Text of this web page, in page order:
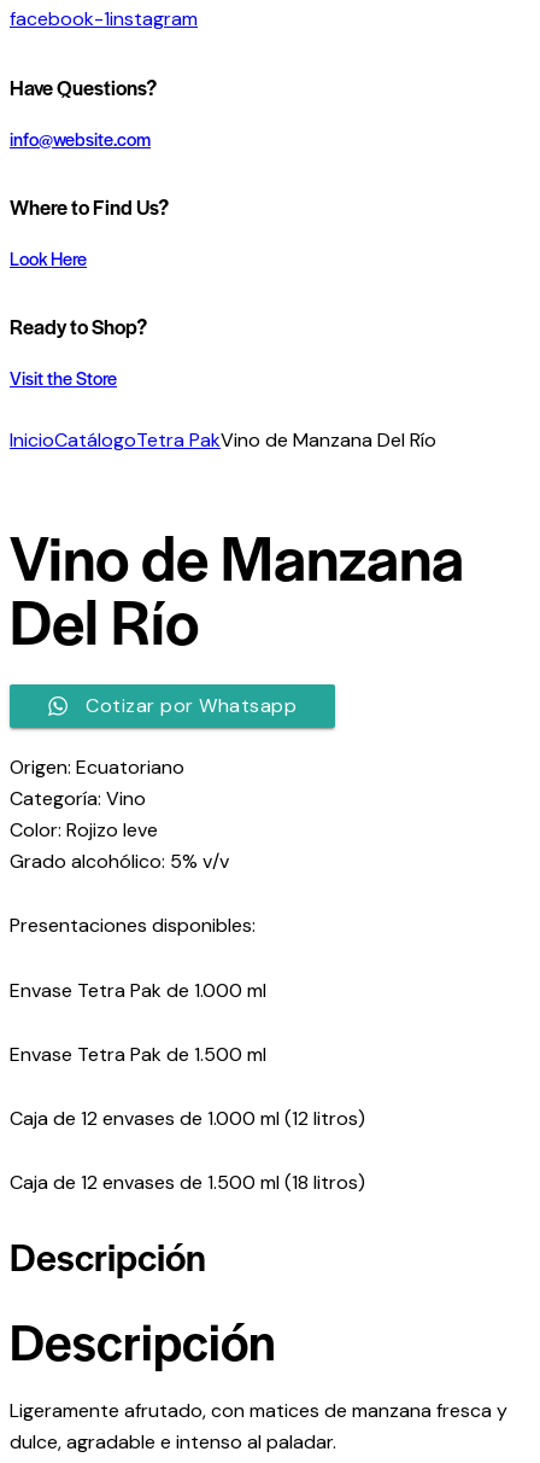
facebook-1instagram
Have Questions?
info@website.com
Where to Find Us?
Look Here
Ready to Shop?
Visit the Store
InicioCatálogoTetra PakVino de Manzana Del Río
Vino de Manzana
Del Río
Cotizar por Whatsapp
Origen: Ecuatoriano
Categoría: Vino
Color: Rojizo leve
Grado alcohólico: 5% v/v
Presentaciones disponibles:
Envase Tetra Pak de 1.000 ml
Envase Tetra Pak de 1.500 ml
Caja de 12 envases de 1.000 ml (12 litros)
Caja de 12 envases de 1.500 ml (18 litros)
Descripción
Descripción
Ligeramente afrutado, con matices de manzana fresca y
dulce, agradable e intenso al paladar.